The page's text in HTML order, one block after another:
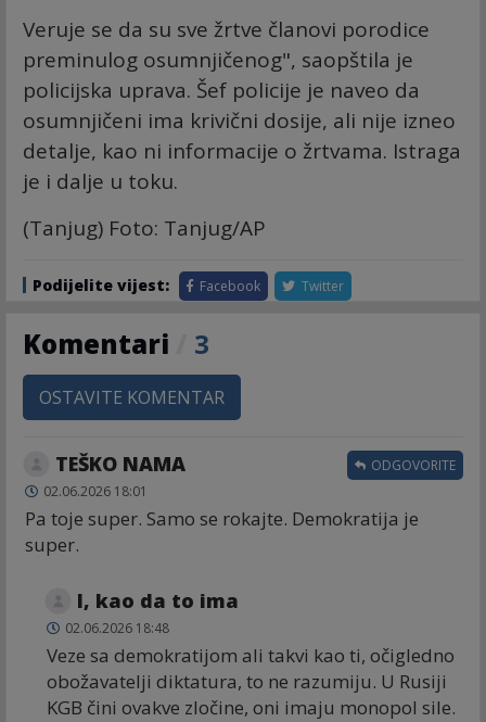
Veruje se da su sve žrtve članovi porodice
preminulog osumnjičenog", saopštila je
policijska uprava. Šef policije je naveo da
osumnjičeni ima krivični dosije, ali nije izneo
detalje, kao ni informacije o žrtvama. Istraga
je i dalje u toku.
(Tanjug) Foto: Tanjug/AP
Podijelite vijest: Facebook Twitter
Komentari 3
OSTAVITE KOMENTAR
TEŠKO NAMA
02.06.2026 18:01
Pa toje super. Samo se rokajte. Demokratija je
super.
ODGOVORITE
I, kao da to ima
02.06.2026 18:48
Veze sa demokratijom ali takvi kao ti, očigledno
obožavatelji diktatura, to ne razumiju. U Rusiji
KGB čini ovakve zločine, oni imaju monopol sile.